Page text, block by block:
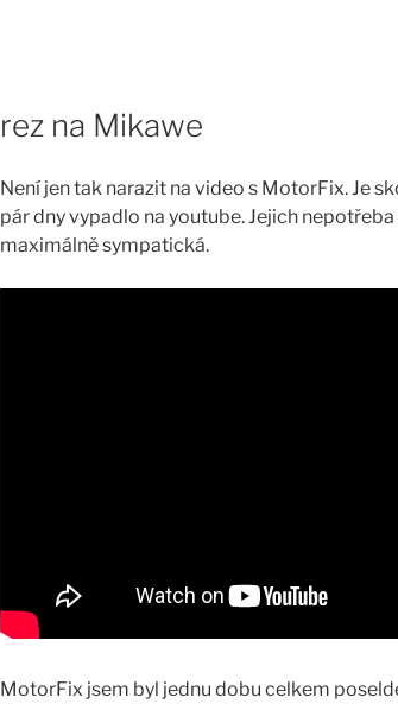
rez na Mikawe
Není jen tak narazit na video s MotorFix. Je
pár dny vypadlo na youtube. Jejich
maximálně sympatická.
MotorFix jsem byl jednu dobu celkem